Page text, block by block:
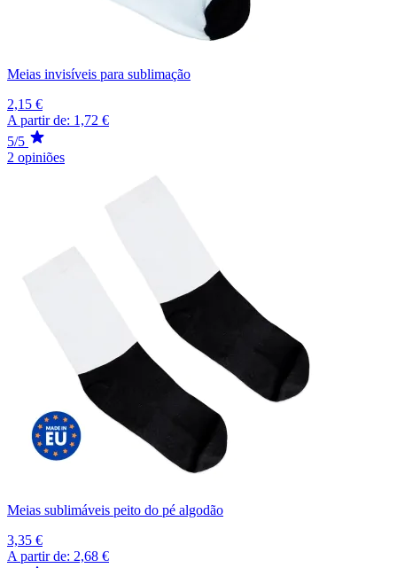
Meias invisíveis para sublimação
2,15 €
A partir de: 1,72 €
5/5
2 opiniões
Meias sublimáveis peito do pé algodão
3,35 €
A partir de: 2,68 €